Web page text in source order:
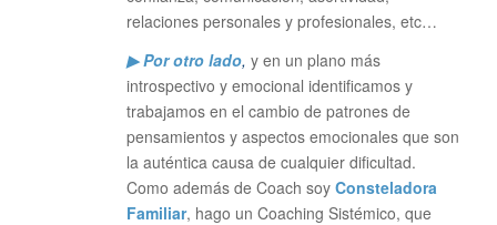
relaciones personales y profesionales, etc…
▶ Por otro lado, y en un plano más
introspectivo y emocional identificamos y
trabajamos en el cambio de patrones de
pensamientos y aspectos emocionales que son
la auténtica causa de cualquier dificultad.
Como además de Coach soy Consteladora
Familiar, hago un Coaching Sistémico, que